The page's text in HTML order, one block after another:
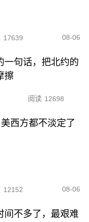
17639 08-06
一句话，把北约的
擦
阅读 12698
西方都不淡定了
12152 08-06
间不多了，最艰难